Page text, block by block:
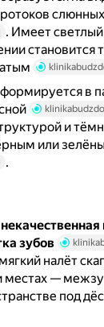
. Имеет
в
и
или
.
некачественная
зубов
налёт
местах —
под